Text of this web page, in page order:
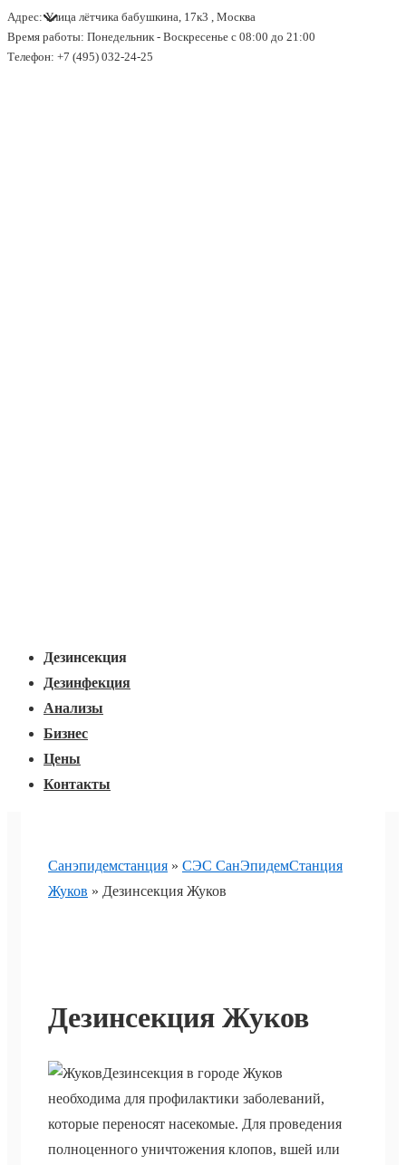
↓
Перейти
Адрес: Улица лётчика бабушкина, 17к3 , Москва
Время работы: Понедельник - Воскресенье с 08:00 до 21:00
Телефон: +7 (495) 032-24-25
навигацияДезинсекция
Дезинфекция
Анализы
Бизнес
Цены
Контакты
Санэпидемстанция » СЭС СанЭпидемСтанция
Жуков » Дезинсекция Жуков
Дезинсекция Жуков
Дезинсекция в городе Жуков
необходима для профилактики заболеваний,
которые переносят насекомые. Для проведения
полноценного уничтожения клопов, вшей или